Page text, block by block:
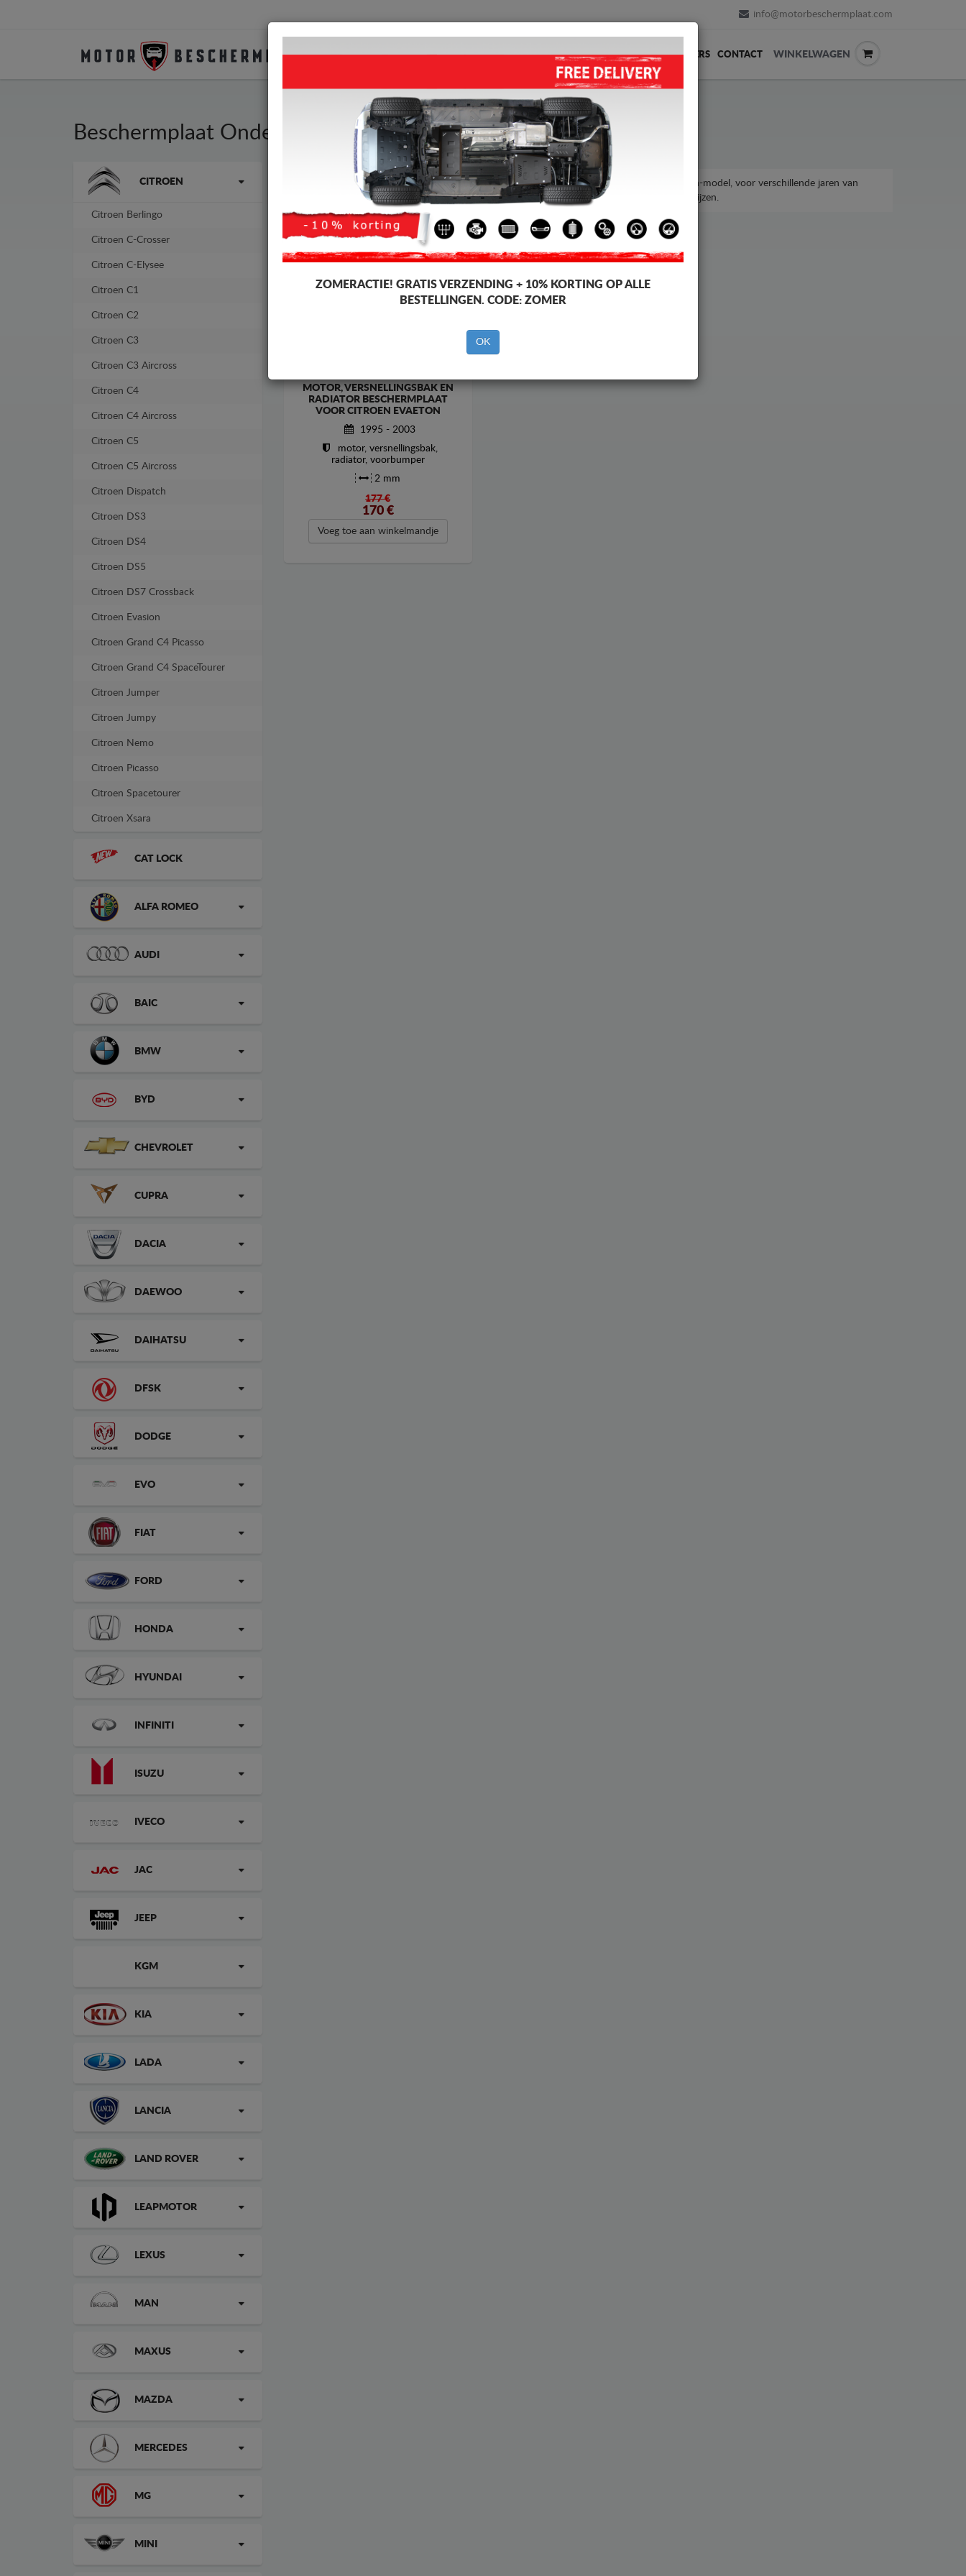
info@motorbeschermplaat.com
BESCHERMPLAAT HOME VERZENDING TERUGMELDING WEDERVERKOPERS CONTACT WINKELWAGEN
Beschermplaat Onder Auto Citroen Evasion
Merken CITROEN
Citroen Berlingo
Citroen C-Crosser
Citroen C-Elysee
Citroen C1
Citroen C2
Citroen C3
Citroen C3 Aircross
Citroen C4
Citroen C4 Aircross
Citroen C5
Citroen C5 Aircross
Citroen Dispatch
Citroen DS3
Citroen DS4
Citroen DS5
Citroen DS7 Crossback
Citroen Evasion
Citroen Grand C4 Picasso
Citroen Grand C4 SpaceTourer
Citroen Jumper
Citroen Jumpy
Citroen Nemo
Citroen Picasso
Citroen Spacetourer
Citroen Xsara
CAT LOCK
ALFA ROMEO
AUDI
BAIC
BMW
BYD
CHEVROLET
CUPRA
DACIA
DAEWOO
DAIHATSU
DFSK
DODGE
EVO
FIAT
FORD
HONDA
HYUNDAI
INFINITI
ISUZU
IVECO
JAC
JEEP
KGM
KIA
LADA
LANCIA
LAND ROVER
LEAPMOTOR
LEXUS
MAN
MAXUS
MAZDA
MERCEDES
MG
MINI
Beschermplaat voor de motor en versnellingsbak voor Citroen-voertuigen, Citroen Evasion-model, voor verschillende jaren van
fabricage. Motor beschermplaat, 2-3 mm dik, eenvoudig te monteren, tegen betaalbare prijzen.
-4%
MOTOR, VERSNELLINGSBAK EN
RADIATOR BESCHERMPLAAT
VOOR CITROEN EVAETON
1995 - 2003
motor, versnellingsbak,
radiator, voorbumper
2 mm
177 €
170€
Voeg toe aan winkelmandje
ZOMERACTIE! GRATIS VERZENDING + 10% KORTING OP ALLE
BESTELLINGEN. CODE: ZOMER
OK